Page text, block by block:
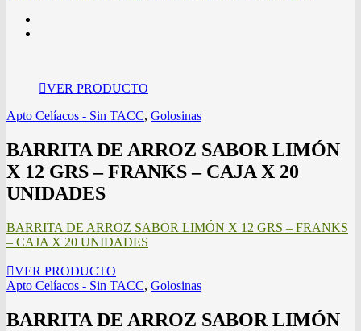
VER PRODUCTO
Apto Celíacos - Sin TACC, Golosinas
BARRITA DE ARROZ SABOR LIMÓN
X 12 GRS – FRANKS – CAJA X 20
UNIDADES
BARRITA DE ARROZ SABOR LIMÓN X 12 GRS – FRANKS
– CAJA X 20 UNIDADES
VER PRODUCTO
Apto Celíacos - Sin TACC, Golosinas
BARRITA DE ARROZ SABOR LIMÓN